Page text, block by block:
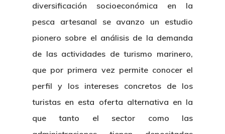
diversificación socioeconómica en la
pesca artesanal se avanzo un estudio
pionero sobre el análisis de la demanda
de las actividades de turismo marinero,
que por primera vez permite conocer el
perfil y los intereses concretos de los
turistas en esta oferta alternativa en la
que tanto el sector como las